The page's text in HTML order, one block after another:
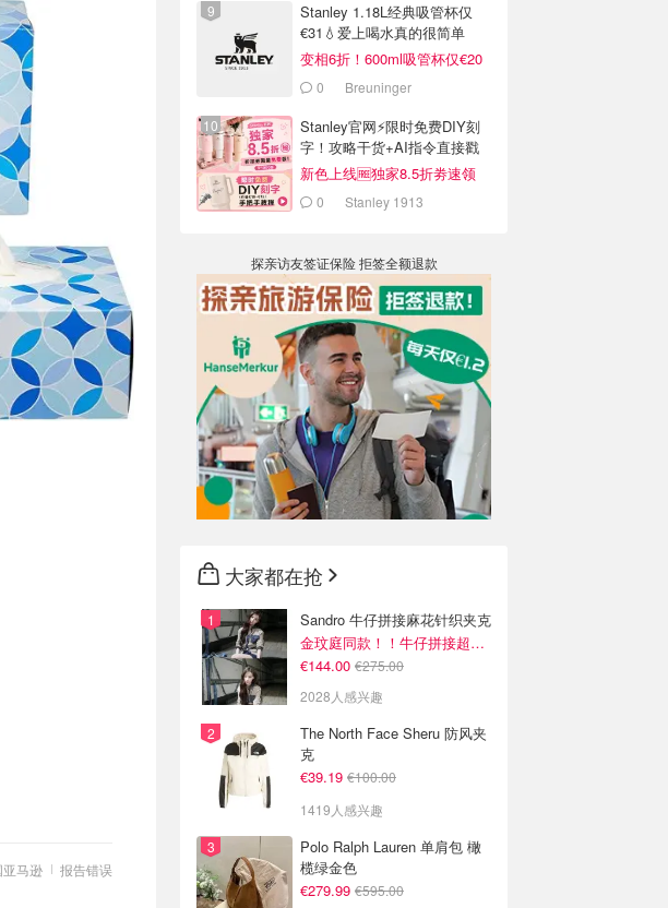
报告错误
马逊
Stanley 1.18L经典吸管杯仅
€31💧爱上喝水真的很简单
变相6折！600ml吸管杯仅€20
0 Breuninger
Stanley官网⚡️限时免费DIY刻
字！攻略干货+AI指令直接戳
新色上线🆓独家8.5折劵速领
0 Stanley 1913
探亲访友签证保险 拒签全额退款
大家都在抢
Sandro 牛仔拼接麻花针织夹克
金玟庭同款！！牛仔拼接超有层次感
€144.00 €275.00
2028人感兴趣
The North Face Sheru 防风夹
克
€39.19 €100.00
1419人感兴趣
Polo Ralph Lauren 单肩包 橄
榄绿金色
€279.99 €595.00